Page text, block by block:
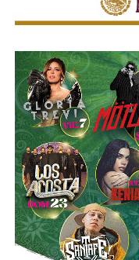
de las zonas aledañas.
2.0